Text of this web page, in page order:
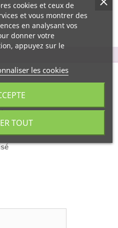
cookies et ceux de
et vous montrer des
en analysant vos
donner votre
appuyez sur le
les cookies
TOUT